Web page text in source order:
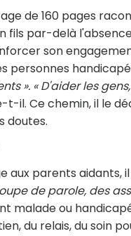
de 160 pages
fils par-delà
son
personnes
». « D'aider les
t-il. Ce chemin, il le
doutes.
aux parents aidants,
de parole, des
malade ou
du relais, du soin